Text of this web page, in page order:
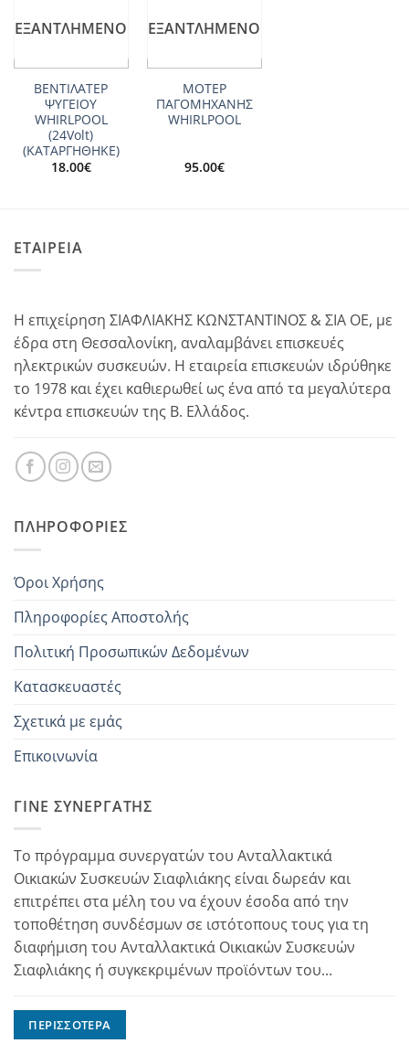
ΕΞΑΝΤΛΗΜΈΝΟ
ΒΕΝΤΙΛΑΤΕΡ
ΨΥΓΕΙΟY
WHIRLPOOL
(24Volt)
(ΚΑΤΑΡΓΗΘΗΚΕ)
18.00€
ΕΞΑΝΤΛΗΜΈΝΟ
ΜΟΤΕΡ
ΠΑΓΟΜΗΧΑΝΗΣ
WHIRLPOOL
95.00€
ΕΤΑΙΡΕΙΑ
Η επιχείρηση ΣΙΑΦΛΙΑΚΗΣ ΚΩΝΣΤΑΝΤΙΝΟΣ & ΣΙΑ ΟΕ, με
έδρα στη Θεσσαλονίκη, αναλαμβάνει επισκευές
ηλεκτρικών συσκευών. Η εταιρεία επισκευών ιδρύθηκε
το 1978 και έχει καθιερωθεί ως ένα από τα μεγαλύτερα
κέντρα επισκευών της Β. Ελλάδος.
ΠΛΗΡΟΦΟΡΊΕΣ
Όροι Χρήσης
Πληροφορίες Αποστολής
Πολιτική Προσωπικών Δεδομένων
Κατασκευαστές
Σχετικά με εμάς
Επικοινωνία
ΓΊΝΕ ΣΥΝΕΡΓΆΤΗΣ
Το πρόγραμμα συνεργατών του Ανταλλακτικά
Οικιακών Συσκευών Σιαφλιάκης είναι δωρεάν και
επιτρέπει στα μέλη του να έχουν έσοδα από την
τοποθέτηση συνδέσμων σε ιστότοπους τους για τη
διαφήμιση του Ανταλλακτικά Οικιακών Συσκευών
Σιαφλιάκης ή συγκεκριμένων προϊόντων του...
ΠΕΡΙΣΣΌΤΕΡΑ